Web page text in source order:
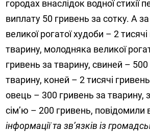
городах внаслідок водної стихії
виплату 50 гривень за сотку. А
великої рогатої худоби – 2
тварину, молодняка великої
гривень за тварину, свиней –
тварину, коней – 2 тисячі
овець – 300 гривень за тварину,
сім’ю – 200 гривень, повідомили
інформації та зв’язків із